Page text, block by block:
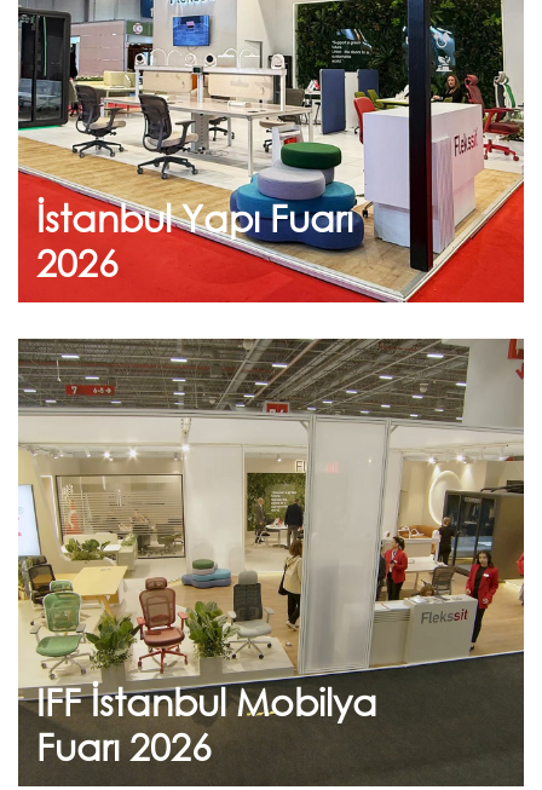
İstanbul Yapı Fuarı
2026
teşekkür ederiz.
Devam et
IFF İstanbul Mobilya
Fuarı 2026
Şubat 09, 2026
IFF İstanbul Mobilya Fuarı
2026
Standımızı ziyaret eden tüm konuklarımıza
teşekkür ederiz.